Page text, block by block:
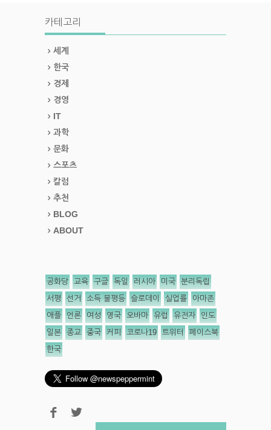
카테고리
세계
한국
경제
경영
IT
과학
문화
스포츠
칼럼
추천
BLOG
ABOUT
공화당 교육 구글 독일 러시아 미국 분리독립
서평 선거 소득 불평등 슬로데이 실업률 아마존
애플 언론 여성 영국 오바마 유럽 유전자 인도
일본 종교 중국 커피 코로나19 트위터 페이스북
한국